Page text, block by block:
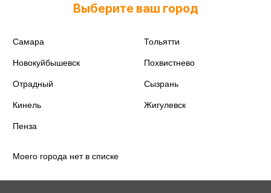
Выберите ваш город
Самара Тольятти
Новокуйбышевск Похвистнево
Отрадный Сызрань
Кинель Жигулевск
Пенза
Моего города нет в списке